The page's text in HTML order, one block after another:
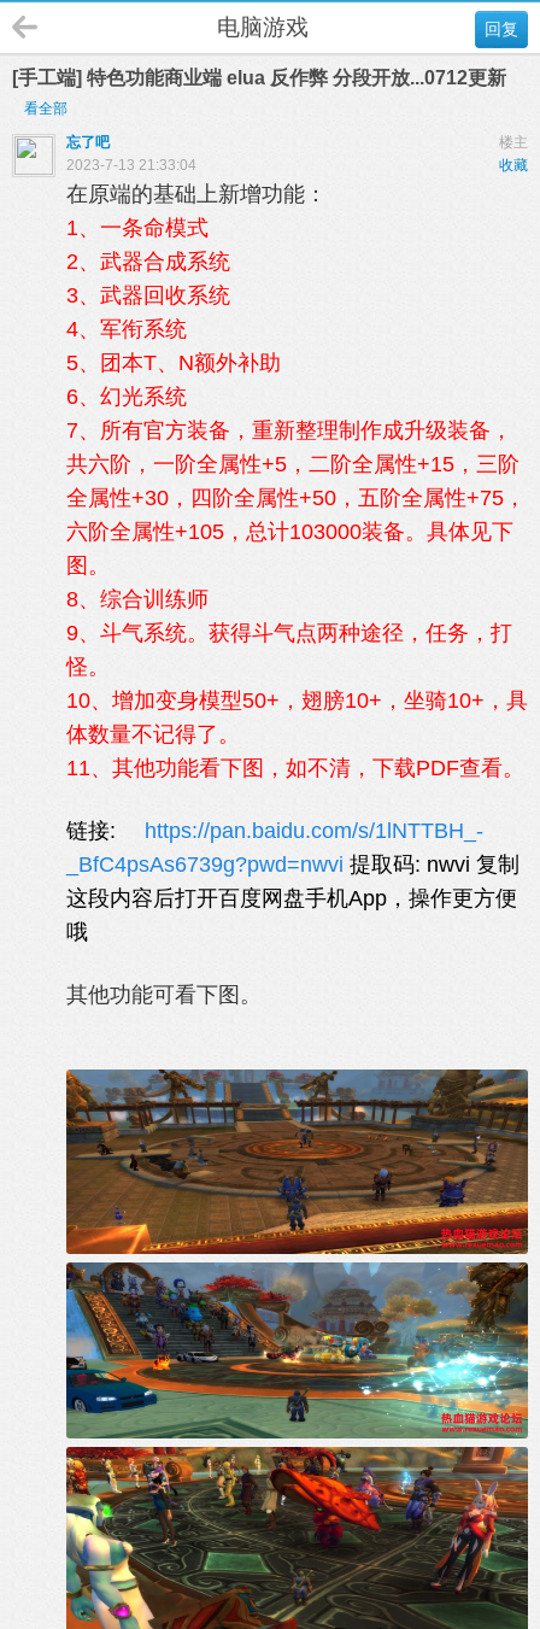
回复
电脑游戏
[手工端] 特色功能商业端 elua 反作弊 分段开放...0712更新
看全部
楼主
忘了吧
收藏
2023-7-13 21:33:04
在原端的基础上新增功能：
1、一条命模式
2、武器合成系统
3、武器回收系统
4、军衔系统
5、团本T、N额外补助
6、幻光系统
7、所有官方装备，重新整理制作成升级装备，
共六阶，一阶全属性+5，二阶全属性+15，三阶
全属性+30，四阶全属性+50，五阶全属性+75，
六阶全属性+105，总计103000装备。具体见下
图。
8、综合训练师
9、斗气系统。获得斗气点两种途径，任务，打
怪。
10、增加变身模型50+，翅膀10+，坐骑10+，具
体数量不记得了。
11、其他功能看下图，如不清，下载PDF查看。
链接:
https://pan.baidu.com/s/1lNTTBH_-
_BfC4psAs6739g?pwd=nwvi 提取码: nwvi 复制
这段内容后打开百度网盘手机App，操作更方便
哦
其他功能可看下图。